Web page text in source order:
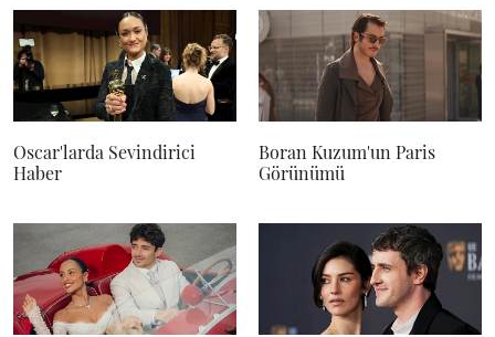
Oscar'larda Sevindirici
Haber
Boran Kuzum'un Paris
Görünümü